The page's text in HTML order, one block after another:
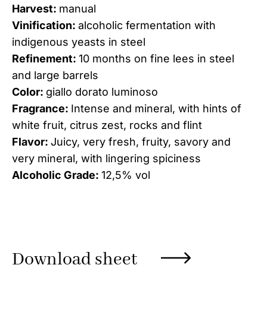
Harvest: manual
Vinification: alcoholic fermentation with
indigenous yeasts in steel
Refinement: 10 months on fine lees in steel
and large barrels
Color: giallo dorato luminoso
Fragrance: Intense and mineral, with hints of
white fruit, citrus zest, rocks and flint
Flavor: Juicy, very fresh, fruity, savory and
very mineral, with lingering spiciness
Alcoholic Grade: 12,5% vol
Download sheet